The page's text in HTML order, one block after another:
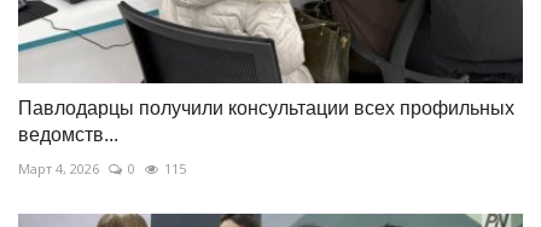
Павлодарцы получили консультации всех профильных
ведомств...
Март 4, 2026 0 115